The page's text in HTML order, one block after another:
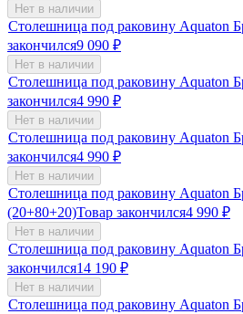
Нет в наличии
Столешница под раковину Aquaton
закончился9 090 ₽
Нет в наличии
Столешница под раковину Aquaton
закончился4 990 ₽
Нет в наличии
Столешница под раковину Aquaton
закончился4 990 ₽
Нет в наличии
Столешница под раковину Aquaton
(20+80+20)Товар закончился4 990 ₽
Нет в наличии
Столешница под раковину Aquaton
закончился14 190 ₽
Нет в наличии
Столешница под раковину Aquaton